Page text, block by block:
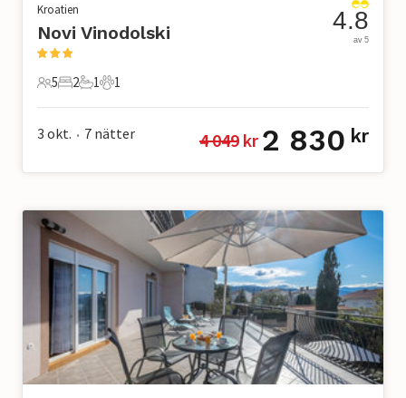
Kroatien
Novi Vinodolski
5 Gäster
5
2 Sovrum
2
1 Badrum
1
1 Husdjur
1
4.8
av 5
3 okt. • 7 nätter 4 049 kr 2 830 kr